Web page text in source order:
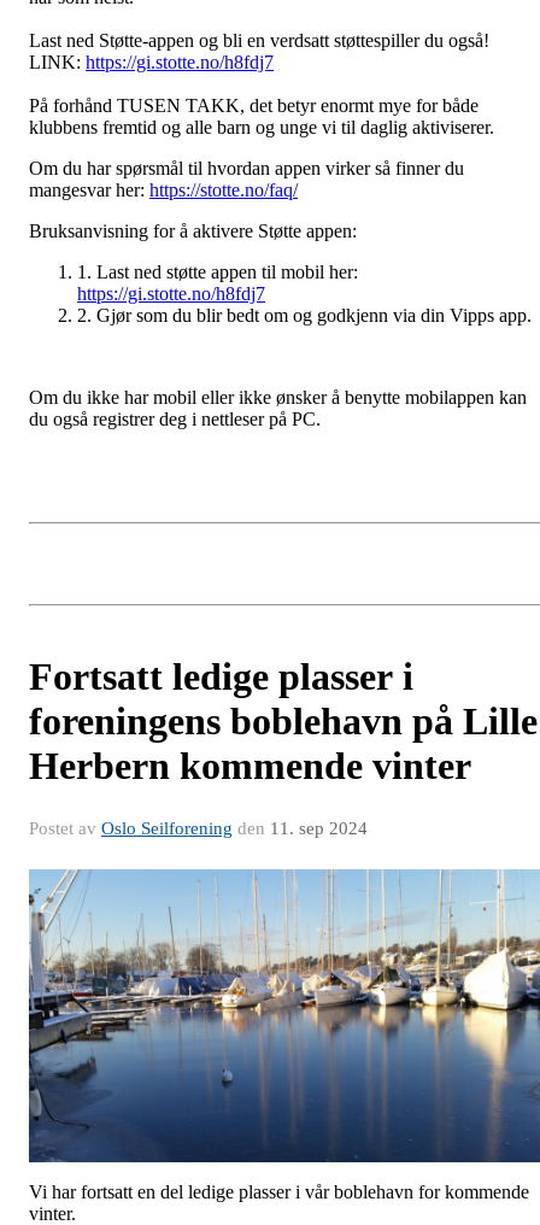
Last ned Støtte-appen og bli en verdsatt støttespiller du også!
LINK: https://gi.stotte.no/h8fdj7
På forhånd TUSEN TAKK, det betyr enormt mye for både
klubbens fremtid og alle barn og unge vi til daglig aktiviserer.
Om du har spørsmål til hvordan appen virker så finner du
mangesvar her: https://stotte.no/faq/
Bruksanvisning for å aktivere Støtte appen:
1. Last ned støtte appen til mobil her:
https://gi.stotte.no/h8fdj7
2. Gjør som du blir bedt om og godkjenn via din Vipps app.
Om du ikke har mobil eller ikke ønsker å benytte mobilappen kan
du også registrer deg i nettleser på PC.
Fortsatt ledige plasser i
foreningens boblehavn på Lille
Herbern kommende vinter
Postet av Oslo Seilforening den 11. sep 2024
Vi har fortsatt en del ledige plasser i vår boblehavn for kommende
vinter.